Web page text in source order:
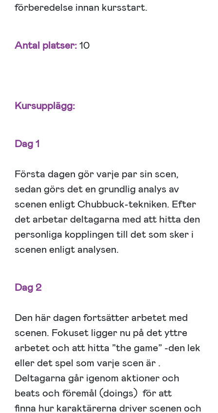
förberedelse innan kursstart.
Antal platser:10
Kursupplägg:
Dag 1
Första dagen gör varje par sin scen,
sedan görs det en grundlig analys av
scenen enligt Chubbuck-tekniken. Efter
det arbetar deltagarna med att hitta den
personliga kopplingen till det som sker i
scenen enligt analysen.
Dag 2
Den här dagen fortsätter arbetet med
scenen. Fokuset ligger nu på det yttre
arbetet och att hitta ”the game” -den lek
eller det spel som varje scen är .
Deltagarna går igenom aktioner och
beats och föremål (doings) för att
finna hur karaktärerna driver scenen och